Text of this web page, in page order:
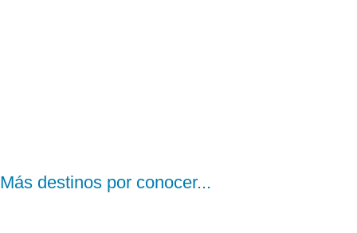
Más destinos por conocer...